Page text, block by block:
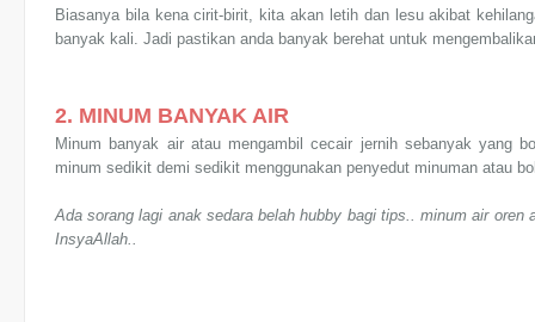
Biasanya bila kena cirit-birit, kita akan letih dan lesu akibat
banyak kali. Jadi pastikan anda banyak berehat untuk
2. MINUM BANYAK AIR
Minum banyak air atau mengambil cecair jernih sebanyak yang
minum sedikit demi sedikit menggunakan penyedut minuman atau
Ada sorang lagi anak sedara belah hubby bagi tips.. minum air
InsyaAllah..